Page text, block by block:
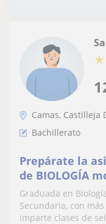
★
Camas, Castilleja
Bachillerato
Prepárate la
de BIOLOGÍA
Titulada)
Graduada en
Secundaria, con
imparte clases de